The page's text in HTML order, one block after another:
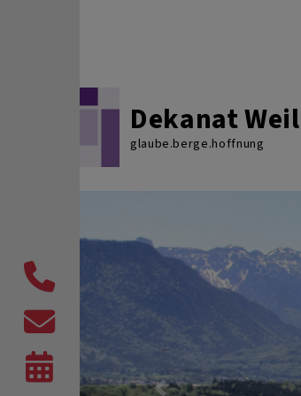
Dekanat
glaube.berge.hoffnung
Telefon
Kontaktformular
Veranstaltungen,